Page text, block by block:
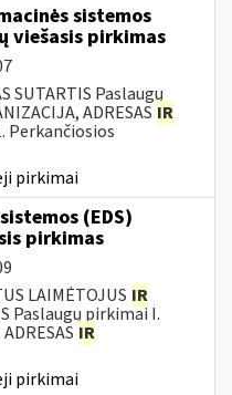
sistemos
viešasis pirkimas
SUTARTIS Paslaugų
ADRESAS IR
Perkančiosios
pirkimai
(EDS)
pirkimas
LAIMĖTOJUS IR
Paslaugų pirkimai I.
IR
pirkimai